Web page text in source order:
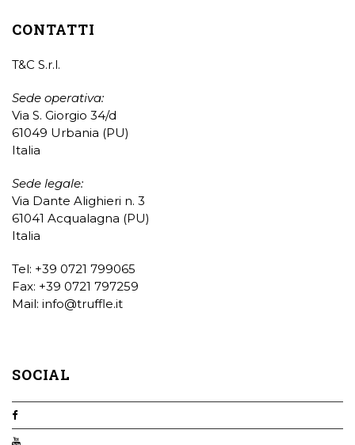
CONTATTI
T&C S.r.l.
Sede operativa:
Via S. Giorgio 34/d
61049 Urbania (PU)
Italia
Sede legale:
Via Dante Alighieri n. 3
61041 Acqualagna (PU)
Italia
Tel: +39 0721 799065
Fax: +39 0721 797259
Mail: info@truffle.it
SOCIAL